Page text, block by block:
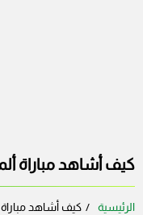
كيف أشاهد مباراة
الرئيسية كيف أشاهد مباراة